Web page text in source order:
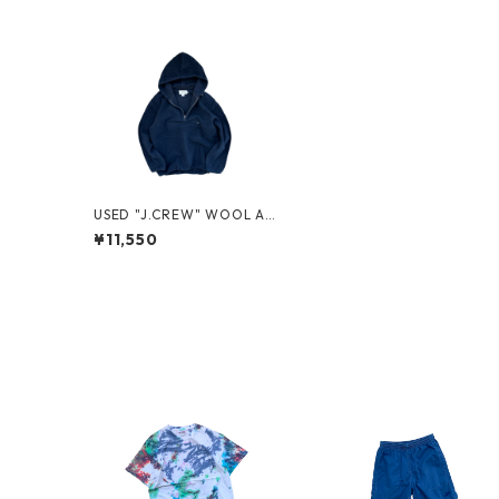
USED "J.CREW" WOOL AN
ORAK
¥11,550